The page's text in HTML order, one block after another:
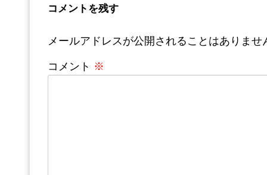
コメントを残す
メールアドレスが公開されることはありませ
コメント ※